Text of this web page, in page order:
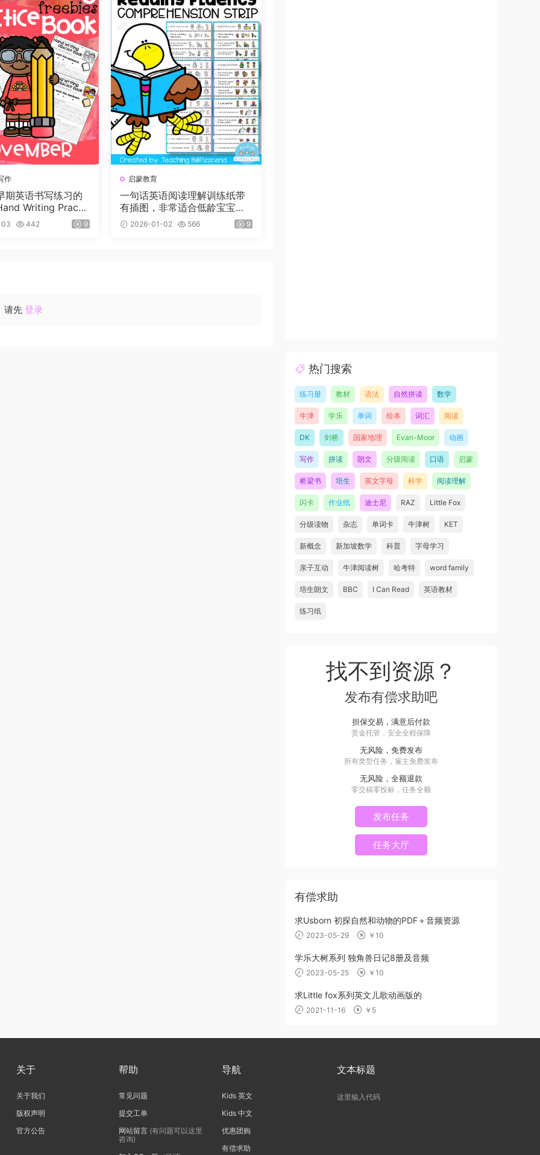
作
期英语书写练习的
Writing Practic
册，每个月有一册
442 9
启蒙教育
一句话英语阅读理解训练纸带
有插图，非常适合低龄宝宝！
小红书爆款！
2026-01-02 566 9
请先 登录
热门搜索
练习册 教材 语法 自然拼读 数学
牛津 学乐 单词 绘本 词汇 阅读
DK 剑桥 国家地理 Evan-Moor 动画
写作 拼读 朗文 分级阅读 口语 启蒙
桥梁书 培生 英文字母 科学 阅读理解
闪卡 作业纸 迪士尼 RAZ Little Fox
分级读物 杂志 单词卡 牛津树 KET
新概念 新加坡数学 科普 字母学习
亲子互动 牛津阅读树 哈考特 word family
培生朗文 BBC I Can Read 英语教材
练习纸
找不到资源？
发布有偿求助吧
担保交易，满意后付款
赏金托管，安全全程保障
无风险，免费发布
所有类型任务，雇主免费发布
无风险，全额退款
零交稿零投标，任务全额
发布任务
任务大厅
有偿求助
求Usborn 初探自然和动物的PDF＋音频资源
2023-05-29 ￥10
学乐大树系列 独角兽日记8册及音频
2023-05-25 ￥10
求Little fox系列英文儿歌动画版的
2021-11-16 ￥5
关于
关于我们
版权声明
官方公告
帮助
常见问题
提交工单
网站留言 (有问题可以这里
咨询)
导航
Kids 英文
Kids 中文
优惠团购
有偿求助
文本标题
这里输入代码